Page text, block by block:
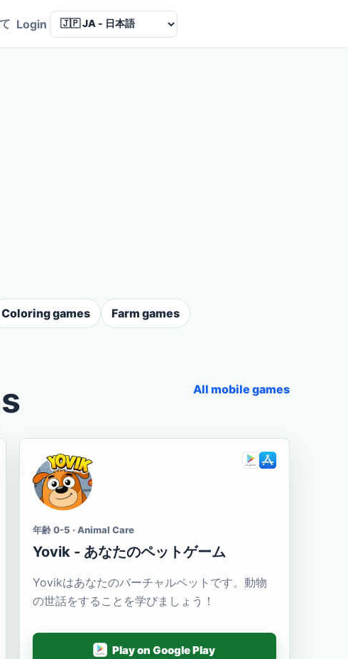
Login Language
Coloring games Farm games
All mobile games
年齢 0-5 · Animal Care
Yovik - あなたのペットゲーム
Yovikはあなたのバーチャルペットです。動物
の世話をすることを学びましょう！
Play on Google Play